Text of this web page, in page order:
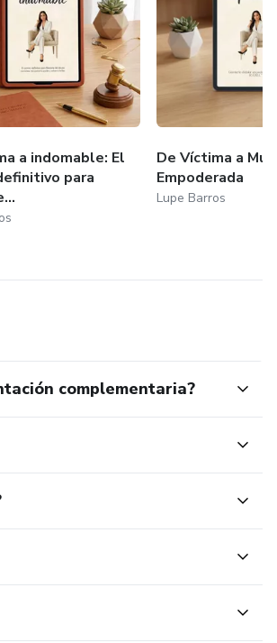
a indomable: El
para
De Víctima a Mujer
Empoderada
Lupe Barros
complementaria?